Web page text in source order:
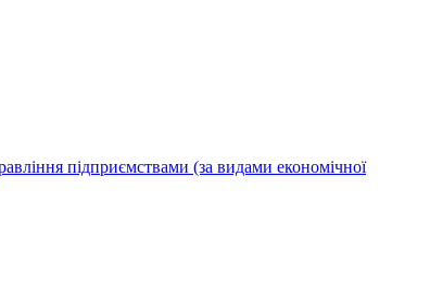
підприємствами (за видами економічної